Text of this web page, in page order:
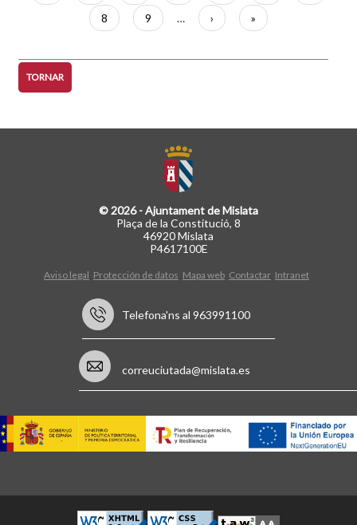
actual
Pàgina
8 Pàgina
9 …
Pàgina
següent
›
Última
pàgina
»
TORNAR
© 2026 - Ajuntament de Mislata
Plaça de la Constitució, 8
46920 Mislata
P4617100E
Aviso legal Protección de datos Mapa web Contactar Intranet
Telefona'ns al 963991100
correuciutada@mislata.es